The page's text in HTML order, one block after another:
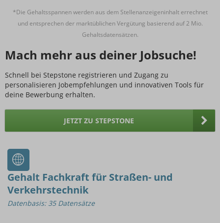
*Die Gehaltsspannen werden aus dem Stellenanzeigeninhalt errechnet
und entsprechen der marktüblichen Vergütung basierend auf 2 Mio.
Gehaltsdatensätzen.
Mach mehr aus deiner Jobsuche!
Schnell bei Stepstone registrieren und Zugang zu
personalisieren Jobempfehlungen und innovativen Tools für
deine Bewerbung erhalten.
JETZT ZU STEPSTONE
Gehalt Fachkraft für Straßen- und
Verkehrstechnik
Datenbasis: 35 Datensätze